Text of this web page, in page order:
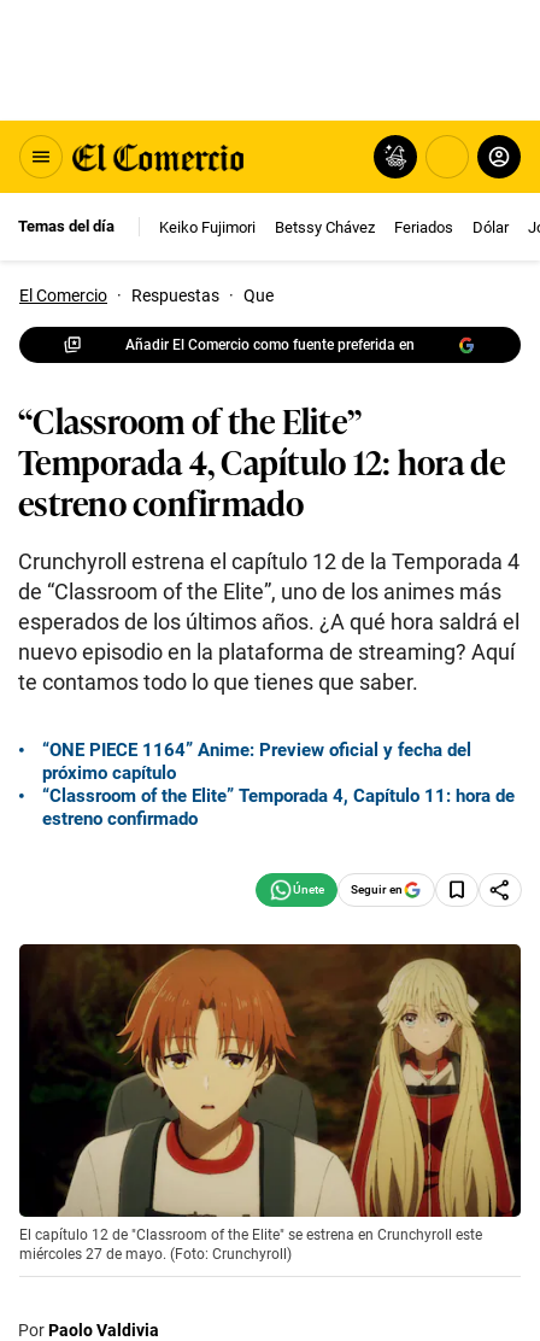
Temas del día Keiko Fujimori Betssy Chávez Feriados Dólar
El Comercio · Respuestas · Que
Añadir El Comercio como fuente preferida en
“Classroom of the Elite”
Temporada 4, Capítulo 12: hora de
estreno confirmado
Crunchyroll estrena el capítulo 12 de la Temporada 4
de “Classroom of the Elite”, uno de los animes más
esperados de los últimos años. ¿A qué hora saldrá el
nuevo episodio en la plataforma de streaming? Aquí
te contamos todo lo que tienes que saber.
“ONE PIECE 1164” Anime: Preview oficial y fecha del
próximo capítulo
“Classroom of the Elite” Temporada 4, Capítulo 11: hora de
estreno confirmado
Seguir en
El capítulo 12 de "Classroom of the Elite" se estrena en Crunchyroll este
miércoles 27 de mayo. (Foto: Crunchyroll)
PorPaolo Valdivia